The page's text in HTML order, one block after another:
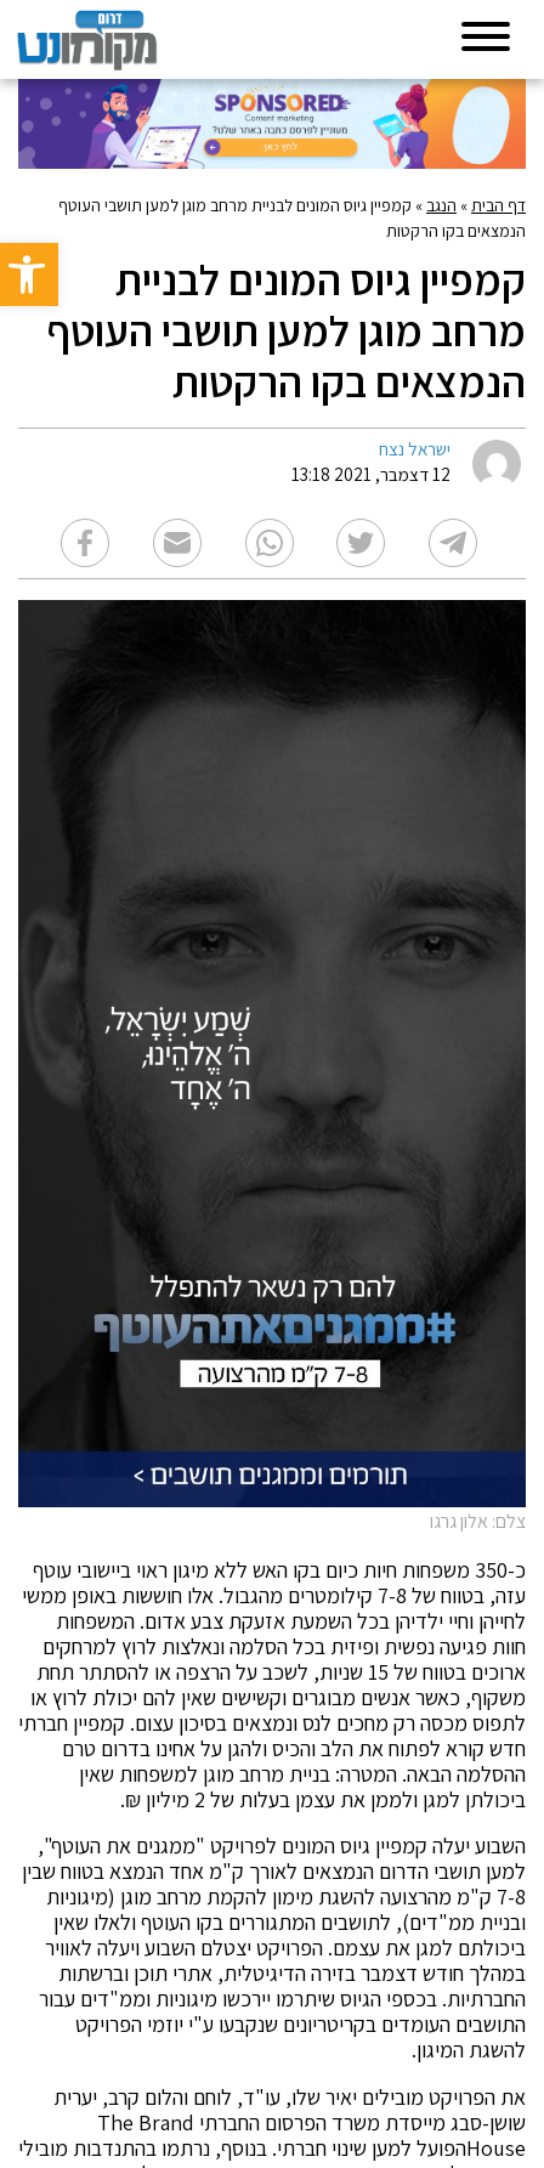
פתח
דף הבית» הנגב» קמפיין גיוס המונים לבניית מרחב מוגן למען תושבי העוטף
הנמצאים בקו הרקטות
קמפיין גיוס המונים לבניית
מרחב מוגן למען תושבי העוטף
הנמצאים בקו הרקטות
ישראל נצח
12 דצמבר, 2021 13:18
צלם: אלון גרגו
כ-350 משפחות חיות כיום בקו האש ללא מיגון ראוי ביישובי עוטף
עזה, בטווח של 7-8 קילומטרים מהגבול. אלו חוששות באופן ממשי
לחייהן וחיי ילדיהן בכל השמעת אזעקת צבע אדום. המשפחות
חוות פגיעה נפשית ופיזית בכל הסלמה ונאלצות לרוץ למרחקים
ארוכים בטווח של 15 שניות, לשכב על הרצפה או להסתתר תחת
משקוף, כאשר אנשים מבוגרים וקשישים שאין להם יכולת לרוץ או
לתפוס מכסה רק מחכים לנס ונמצאים בסיכון עצום. קמפיין חברתי
חדש קורא לפתוח את הלב והכיס ולהגן על אחינו בדרום טרם
ההסלמה הבאה. המטרה: בניית מרחב מוגן למשפחות שאין
ביכולתן למגן ולממן את עצמן בעלות של 2 מיליון ₪.
השבוע יעלה קמפיין גיוס המונים לפרויקט "ממגנים את העוטף",
למען תושבי הדרום הנמצאים לאורך ק"מ אחד הנמצא בטווח שבין
7-8 ק"מ מהרצועה להשגת מימון להקמת מרחב מוגן (מיגוניות
ובניית ממ"דים), לתושבים המתגוררים בקו העוטף ולאלו שאין
ביכולתם למגן את עצמם. הפרויקט יצטלם השבוע ויעלה לאוויר
במהלך חודש דצמבר בזירה הדיגיטלית, אתרי תוכן וברשתות
החברתיות. בכספי הגיוס שיתרמו יירכשו מיגוניות וממ"דים עבור
התושבים העומדים בקריטריונים שנקבעו ע"י יוזמי הפרויקט
להשגת המיגון.
את הפרויקט מובילים יאיר שלו, עו"ד, לוחם והלום קרב, יערית
שושן-סבג מייסדת משרד הפרסום החברתי The Brand
Houseהפועל למען שינוי חברתי. בנוסף, נרתמו בהתנדבות מובילי